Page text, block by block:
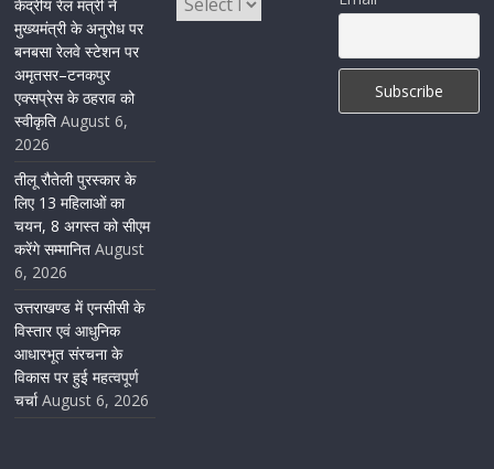
केंद्रीय रेल मंत्री ने
मुख्यमंत्री के अनुरोध पर
बनबसा रेलवे स्टेशन पर
अमृतसर–टनकपुर
एक्सप्रेस के ठहराव को
स्वीकृति August 6,
2026
तीलू रौतेली पुरस्कार के
लिए 13 महिलाओं का
चयन, 8 अगस्त को सीएम
करेंगे सम्मानित August
6, 2026
उत्तराखण्ड में एनसीसी के
विस्तार एवं आधुनिक
आधारभूत संरचना के
विकास पर हुई महत्वपूर्ण
चर्चा August 6, 2026